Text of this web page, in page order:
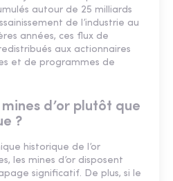
autour de 25 milliards
de l’industrie au
années, ces flux de
aux actionnaires
et de programmes de
d’or plutôt que
?
historique de l’or
les mines d’or disposent
significatif. De plus, si le